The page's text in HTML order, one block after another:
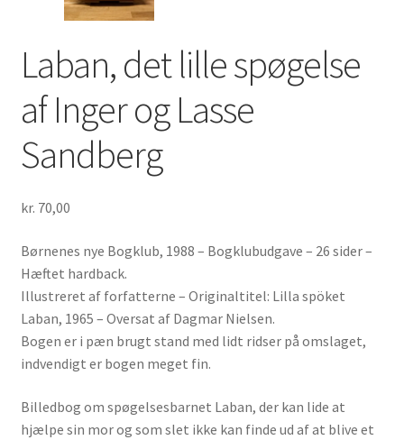
Laban, det lille spøgelse
af Inger og Lasse
Sandberg
kr. 70,00
Børnenes nye Bogklub, 1988 – Bogklubudgave – 26 sider –
Hæftet hardback.
Illustreret af forfatterne – Originaltitel: Lilla spöket
Laban, 1965 – Oversat af Dagmar Nielsen.
Bogen er i pæn brugt stand med lidt ridser på omslaget,
indvendigt er bogen meget fin.
Billedbog om spøgelsesbarnet Laban, der kan lide at
hjælpe sin mor og som slet ikke kan finde ud af at blive et